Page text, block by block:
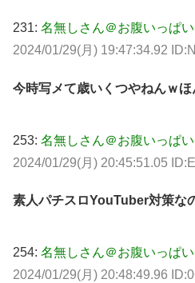
231: 名無しさん＠お腹いっぱ
2024/01/29(月) 19:47:34.92
今時写メて歳いくつやねんｗ
253: 名無しさん＠お腹いっぱ
2024/01/29(月) 20:45:51.05
素人パチスロYouTuber対策な
254: 名無しさん＠お腹いっぱ
2024/01/29(月) 20:48:49.96